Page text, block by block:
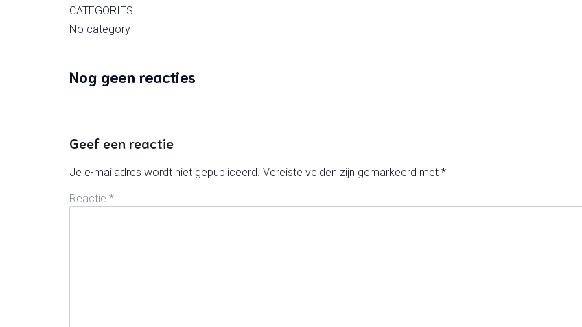
CATEGORIES
No category
Nog geen reacties
Geef een reactie
Je e-mailadres wordt niet gepubliceerd. Vereiste velden zijn gemarkeerd met *
Reactie *